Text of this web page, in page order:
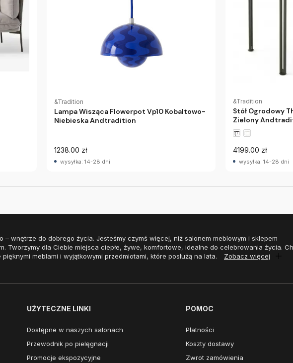
&Tradition
Lampa Wisząca Flowerpot Vp10 Kobaltowo-
Niebieska Andtradition
1238.00 zł
wysyłka: 14-28 dni
&Tradition
Stół Ogrodowy
Zielony
4199.00 zł
wysyłka: 14-28 dni
– wnętrze do dobrego życia. Jesteśmy czymś więcej, niż salonem meblowym i sklepem
Tworzymy dla Ciebie miejsca ciepłe, żywe, komfortowe, idealne do celebrowania życia.
pięknymi meblami i wyjątkowymi przedmiotami, które posłużą na lata.
Zobacz więcej
UŻYTECZNE LINKI
Dostępne w naszych salonach
Przewodnik po pielęgnacji
Promocje ekspozycyjne
POMOC
Płatności
Koszty dostawy
Zwrot zamówienia